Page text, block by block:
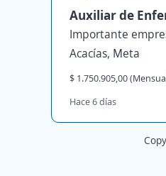
Auxiliar de
Importante
Acacías, Meta
$ 1.750.905,00
Hace 6 días